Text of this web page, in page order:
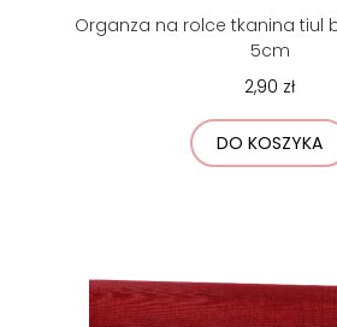
Organza na rolce tkanina tiul
5cm
2,90 zł
DO KOSZYKA